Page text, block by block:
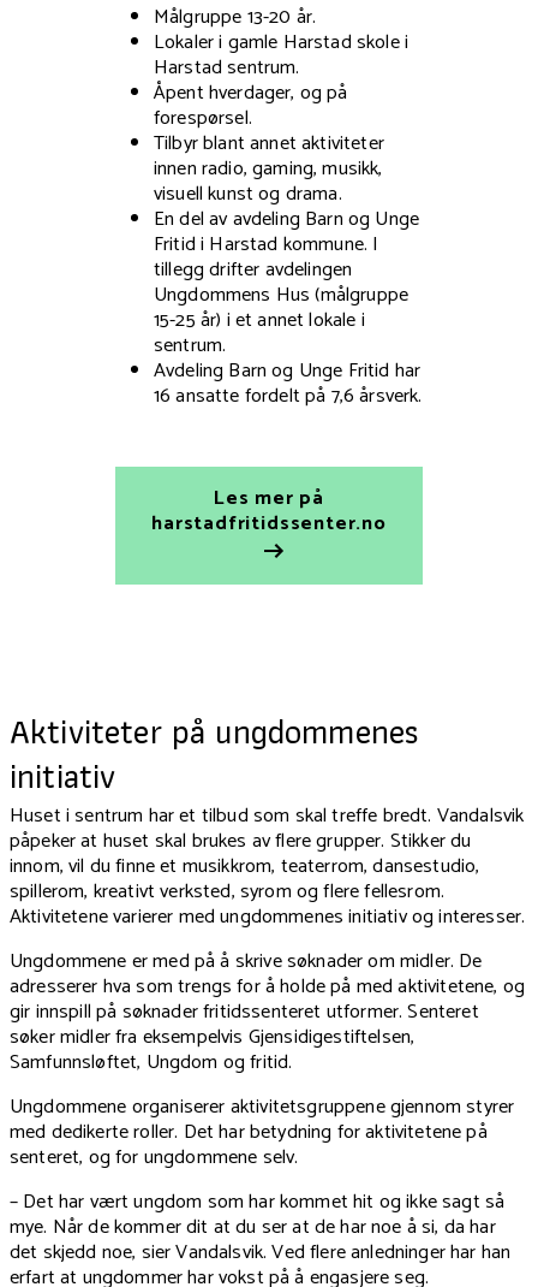
Målgruppe 13-20 år.
Lokaler i gamle Harstad skole i
Harstad sentrum.
Åpent hverdager, og på
forespørsel.
Tilbyr blant annet aktiviteter
innen radio, gaming, musikk,
visuell kunst og drama.
En del av avdeling Barn og Unge
Fritid i Harstad kommune. I
tillegg drifter avdelingen
Ungdommens Hus (målgruppe
15-25 år) i et annet lokale i
sentrum.
Avdeling Barn og Unge Fritid har
16 ansatte fordelt på 7,6 årsverk.
Les mer på
harstadfritidssenter.no
Aktiviteter på ungdommenes
initiativ
Huset i sentrum har et tilbud som skal treffe bredt. Vandalsvik
påpeker at huset skal brukes av flere grupper. Stikker du
innom, vil du finne et musikkrom, teaterrom, dansestudio,
spillerom, kreativt verksted, syrom og flere fellesrom.
Aktivitetene varierer med ungdommenes initiativ og interesser.
Ungdommene er med på å skrive søknader om midler. De
adresserer hva som trengs for å holde på med aktivitetene, og
gir innspill på søknader fritidssenteret utformer. Senteret
søker midler fra eksempelvis Gjensidigestiftelsen,
Samfunnsløftet, Ungdom og fritid.
Ungdommene organiserer aktivitetsgruppene gjennom styrer
med dedikerte roller. Det har betydning for aktivitetene på
senteret, og for ungdommene selv.
– Det har vært ungdom som har kommet hit og ikke sagt så
mye. Når de kommer dit at du ser at de har noe å si, da har
det skjedd noe, sier Vandalsvik. Ved flere anledninger har han
erfart at ungdommer har vokst på å engasjere seg.